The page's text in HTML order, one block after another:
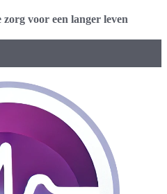
zorg voor een langer leven